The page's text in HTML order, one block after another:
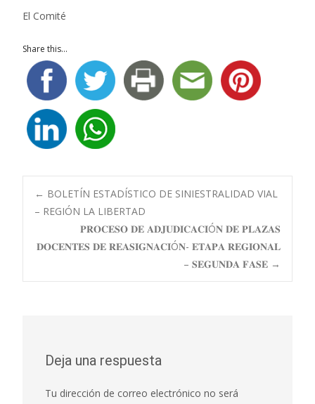
El Comité
Share this...
Navegación
de
entradas
← BOLETÍN ESTADÍSTICO DE SINIESTRALIDAD VIAL
– REGIÓN LA LIBERTAD
𝐏𝐑𝐎𝐂𝐄𝐒𝐎 𝐃𝐄 𝐀𝐃𝐉𝐔𝐃𝐈𝐂𝐀𝐂𝐈Ó𝐍 𝐃𝐄 𝐏𝐋𝐀𝐙𝐀𝐒
𝐃𝐎𝐂𝐄𝐍𝐓𝐄𝐒 𝐃𝐄 𝐑𝐄𝐀𝐒𝐈𝐆𝐍𝐀𝐂𝐈Ó𝐍- 𝐄𝐓𝐀𝐏𝐀 𝐑𝐄𝐆𝐈𝐎𝐍𝐀𝐋
– 𝐒𝐄𝐆𝐔𝐍𝐃𝐀 𝐅𝐀𝐒𝐄 →
Deja una respuesta
Tu dirección de correo electrónico no será